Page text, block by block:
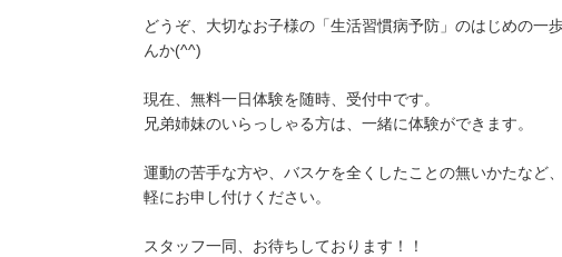
どうぞ、大切なお子様の「生活習慣病予防」のはじめの一
んか(^^)
現在、無料一日体験を随時、受付中です。
兄弟姉妹のいらっしゃる方は、一緒に体験ができます。
運動の苦手な方や、バスケを全くしたことの無いかたなど
軽にお申し付けください。
スタッフ一同、お待ちしております！！